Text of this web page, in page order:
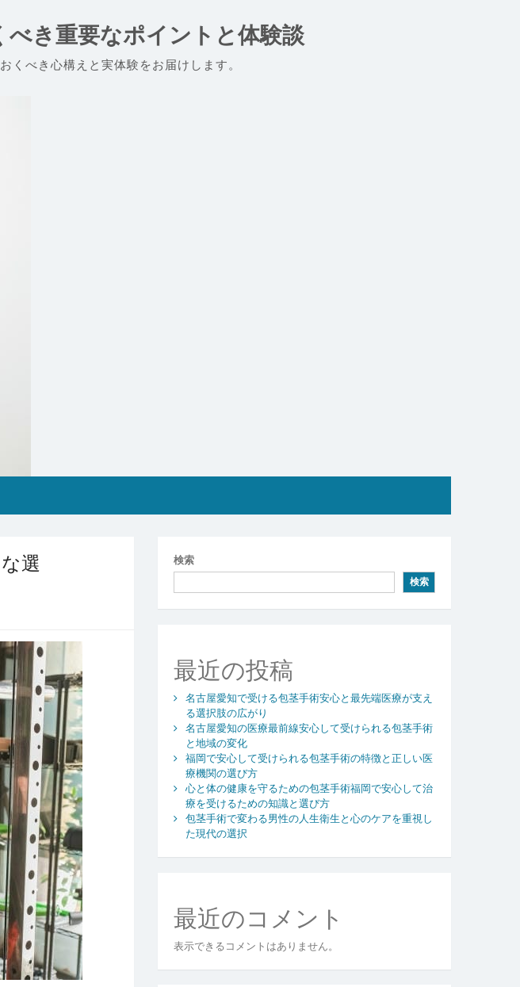
き重要なポイントと体験談
くべき心構えと実体験をお届けします。
選 検索
検索
最近の投稿
名古屋愛知で受ける包茎手術安心と最先端医療が支え
る選択肢の広がり
名古屋愛知の医療最前線安心して受けられる包茎手術
と地域の変化
福岡で安心して受けられる包茎手術の特徴と正しい医
療機関の選び方
心と体の健康を守るための包茎手術福岡で安心して治
療を受けるための知識と選び方
包茎手術で変わる男性の人生衛生と心のケアを重視し
た現代の選択
最近のコメント
表示できるコメントはありません。